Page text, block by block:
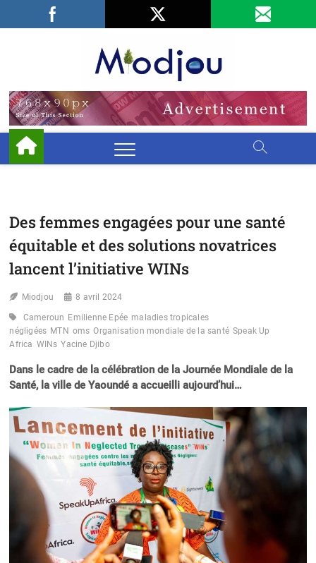
Facebook
LinkedIn
Des femmes engagées pour une santé
équitable et des solutions novatrices
lancent l’initiative WINs
Miodjou 8 avril 2024
Cameroun Emilienne Epée maladies tropicales
négligées MTN oms Organisation mondiale de la santé Speak Up
Africa WINs Yacine Djibo
Dans le cadre de la célébration de la Journée Mondiale de la
Santé, la ville de Yaoundé a accueilli aujourd’hui…